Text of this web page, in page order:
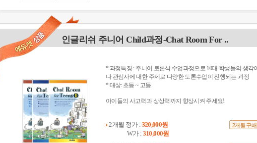
인글리쉬 주니어 Child과정-Chat Room For ..
* 과정특징 : 주니어 토론식 수업과정으로 10대 학생들의 생각
나 관심사에 대한 주제로 다양한 토론수업이 진행되는 과정
* 대상: 초등 ~ 고등
아이들의 사고력과 상상력까지 향상시켜 주세요!
2개월 정가 :320,000원
W가 : 310,000원
2개월 구매